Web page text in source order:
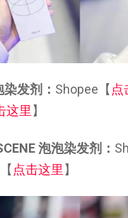
发剂： Shopee【 点
这里 】
泡泡染发剂：
点击这里】